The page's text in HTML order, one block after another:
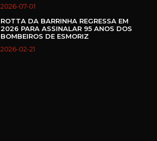
2026-07-01
ROTTA DA BARRINHA REGRESSA EM
2026 PARA ASSINALAR 95 ANOS DOS
BOMBEIROS DE ESMORIZ
2026-02-21